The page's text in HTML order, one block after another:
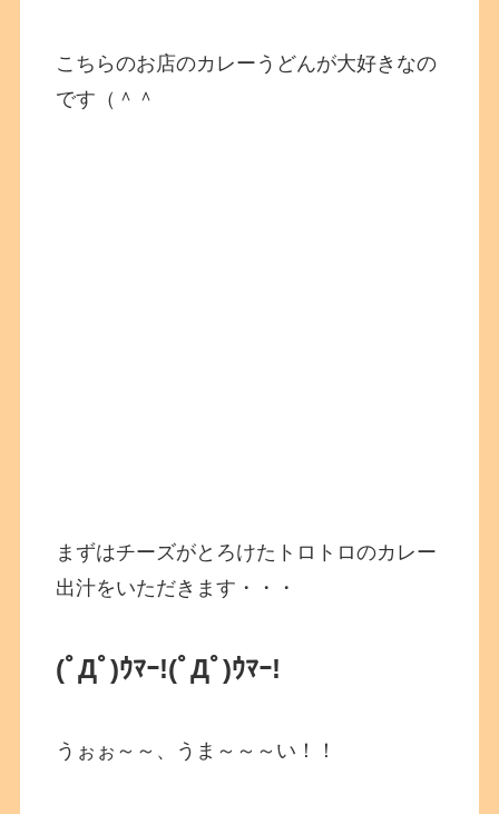
こちらのお店のカレーうどんが大好きなの
です（＾＾
まずはチーズがとろけたトロトロのカレー
出汁をいただきます・・・
(ﾟДﾟ)ｳﾏｰ!(ﾟДﾟ)ｳﾏｰ!
うぉぉ～～、うま～～～い！！